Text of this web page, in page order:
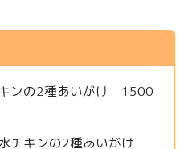
ンの2種あいがけ 1500
チキンの2種あいがけ